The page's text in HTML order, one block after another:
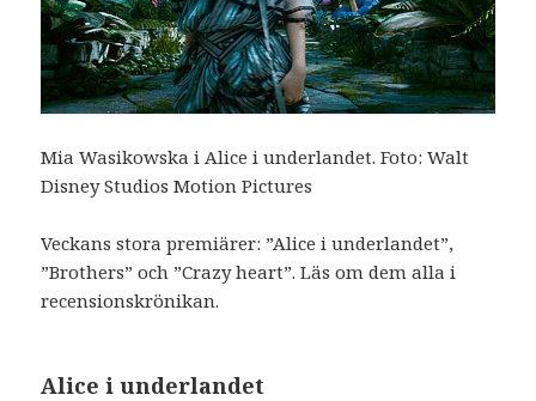
Mia Wasikowska i Alice i underlandet. Foto: Walt
Disney Studios Motion Pictures
Veckans stora premiärer: ”Alice i underlandet”,
”Brothers” och ”Crazy heart”. Läs om dem alla i
recensionskrönikan.
Alice i underlandet